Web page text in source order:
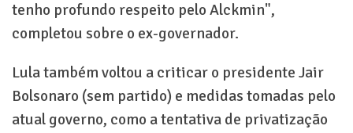
tenho profundo respeito pelo Alckmin",
completou sobre o ex-governador.
Lula também voltou a criticar o presidente Jair
Bolsonaro (sem partido) e medidas tomadas pelo
atual governo, como a tentativa de privatização